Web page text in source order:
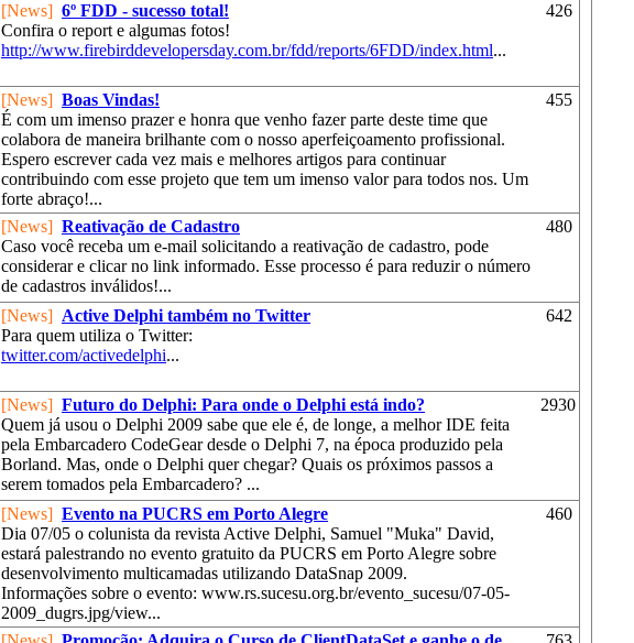
[News] 6º FDD - sucesso total!
Confira o report e algumas fotos!
http://www.firebirddevelopersday.com.br/fdd/reports/6FDD/index.html...
426
[News] Boas Vindas!
É com um imenso prazer e honra que venho fazer parte deste time que
colabora de maneira brilhante com o nosso aperfeiçoamento profissional.
Espero escrever cada vez mais e melhores artigos para continuar
contribuindo com esse projeto que tem um imenso valor para todos nos. Um
forte abraço!...
455
[News] Reativação de Cadastro
Caso você receba um e-mail solicitando a reativação de cadastro, pode
considerar e clicar no link informado. Esse processo é para reduzir o número
de cadastros inválidos!...
480
[News] Active Delphi também no Twitter
Para quem utiliza o Twitter:
twitter.com/activedelphi...
642
[News] Futuro do Delphi: Para onde o Delphi está indo?
Quem já usou o Delphi 2009 sabe que ele é, de longe, a melhor IDE feita
pela Embarcadero CodeGear desde o Delphi 7, na época produzido pela
Borland. Mas, onde o Delphi quer chegar? Quais os próximos passos a
serem tomados pela Embarcadero? ...
2930
[News] Evento na PUCRS em Porto Alegre
Dia 07/05 o colunista da revista Active Delphi, Samuel "Muka" David,
estará palestrando no evento gratuito da PUCRS em Porto Alegre sobre
desenvolvimento multicamadas utilizando DataSnap 2009.
Informações sobre o evento: www.rs.sucesu.org.br/evento_sucesu/07-05-
2009_dugrs.jpg/view...
460